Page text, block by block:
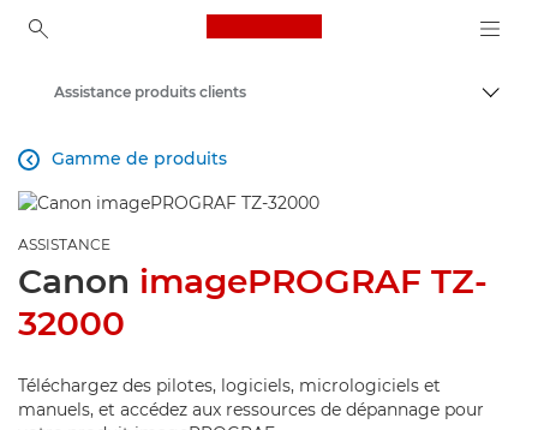
Canon Logo, back to
Assistance produits clients
Gamme de produits

ASSISTANCE
Canon imagePROGRAF TZ-
32000
Téléchargez des pilotes, logiciels, micrologiciels et
manuels, et accédez aux ressources de dépannage pour